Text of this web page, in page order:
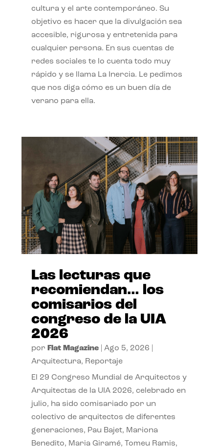
cultura y el arte contemporáneo. Su
objetivo es hacer que la divulgación sea
accesible, rigurosa y entretenida para
cualquier persona. En sus cuentas de
redes sociales te lo cuenta todo muy
rápido y se llama La Inercia. Le pedimos
que nos diga cómo es un buen día de
verano para ella.
Las lecturas que
recomiendan… los
comisarios del
congreso de la UIA
2026
por Flat Magazine| Ago 5, 2026
Arquitectura, Reportaje
El 29 Congreso Mundial de Arquitectos y
Arquitectas de la UIA 2026, celebrado en
julio, ha sido comisariado por un
colectivo de arquitectos de diferentes
generaciones, Pau Bajet, Mariona
Benedito, Maria Giramé, Tomeu Ramis,